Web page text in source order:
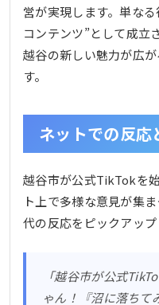
営が実現します。単な
コンテンツ”として成立
越谷の新しい魅力が広
す。
ネットでの反応
越谷市が公式TikTokを
ト上で多様な意見が集
代の反応をピックアップ
「越谷市が公式
ゃん！『沼に落ちて